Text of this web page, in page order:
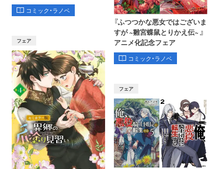
コミック・ラノベ
フェア
『ふつつかな悪女ではございま
すが ~雛宮蝶鼠とりかえ伝~ 』
アニメ化記念フェア
コミック・ラノベ
フェア